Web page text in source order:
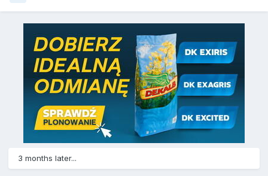
3 months later...